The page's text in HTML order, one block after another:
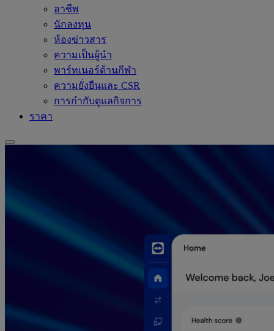
อาชีพ
นักลงทุน
ห้องข่าวสาร
ความเป็นผู้นำ
พาร์ทเนอร์ด้านกีฬา
ความยั่งยืนและ CSR
การกำกับดูแลกิจการ
ราคา